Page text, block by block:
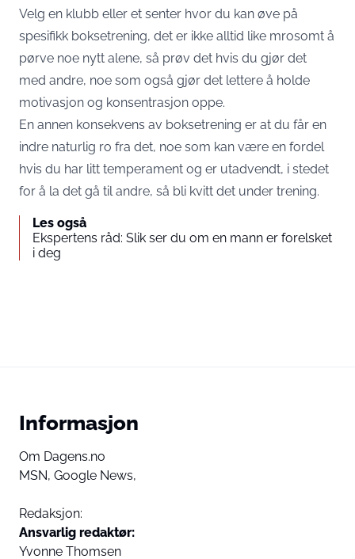
Velg en klubb eller et senter hvor du kan øve på
spesifikk boksetrening, det er ikke alltid like mrosomt å
pørve noe nytt alene, så prøv det hvis du gjør det
med andre, noe som også gjør det lettere å holde
motivasjon og konsentrasjon oppe.
En annen konsekvens av boksetrening er at du får en
indre naturlig ro fra det, noe som kan være en fordel
hvis du har litt temperament og er utadvendt, i stedet
for å la det gå til andre, så bli kvitt det under trening.
Les også
Ekspertens råd: Slik ser du om en mann er forelsket
i deg
Informasjon
Om Dagens.no
MSN, Google News,
Redaksjon:
Ansvarlig redaktør:
Yvonne Thomsen